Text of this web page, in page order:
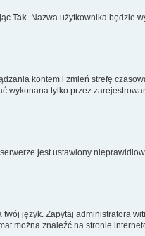
Tak . Nazwa użytkownika będzie
kontem i zmień strefę
wykonana tylko przez
jest ustawiony
język. Zapytaj administratora
można znaleźć na stronie